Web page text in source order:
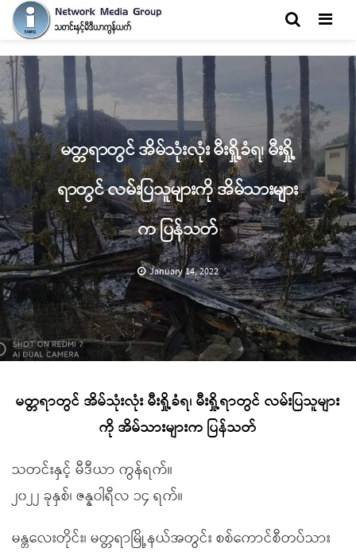
မတ္တရာတွင် အိမ်သုံးလုံး မီးရှို့ခံရ၊ မီးရှို့
ရာတွင် လမ်းပြသူများကို အိမ်သားများ
က ပြန်သတ်
January 14, 2022
မတ္တရာတွင် အိမ်သုံးလုံး မီးရှို့ခံရ၊ မီးရှို့ရာတွင် လမ်းပြသူများ
ကို အိမ်သားများက ပြန်သတ်
သတင်းနှင့် မီဒီယာ ကွန်ရက်။
၂၀၂၂ ခုနှစ်၊ ဇန္နဝါရီလ ၁၄ ရက်။
မန္တလေးတိုင်း၊ မတ္တရာမြို့နယ်အတွင်း စစ်ကောင်စီတပ်သား